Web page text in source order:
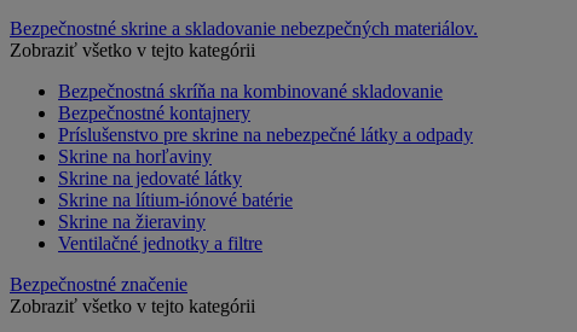
Bezpečnostné skrine a skladovanie nebezpečných materiálov.
Zobraziť všetko v tejto kategórii
Bezpečnostná skríňa na kombinované skladovanie
Bezpečnostné kontajnery
Príslušenstvo pre skrine na nebezpečné látky a odpady
Skrine na horľaviny
Skrine na jedovaté látky
Skrine na lítium-iónové batérie
Skrine na žieraviny
Ventilačné jednotky a filtre
Bezpečnostné značenie
Zobraziť všetko v tejto kategórii